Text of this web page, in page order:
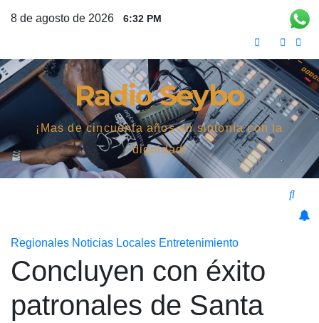
8 de agosto de 2026 6:32 PM
Radio Seybo
¡Mas de cincuenta años en sintonía con la
dignidad!
Regionales Noticias Locales Entretenimiento
Concluyen con éxito
patronales de Santa